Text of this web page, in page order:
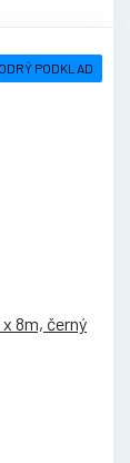
PODKLAD
8m, černý